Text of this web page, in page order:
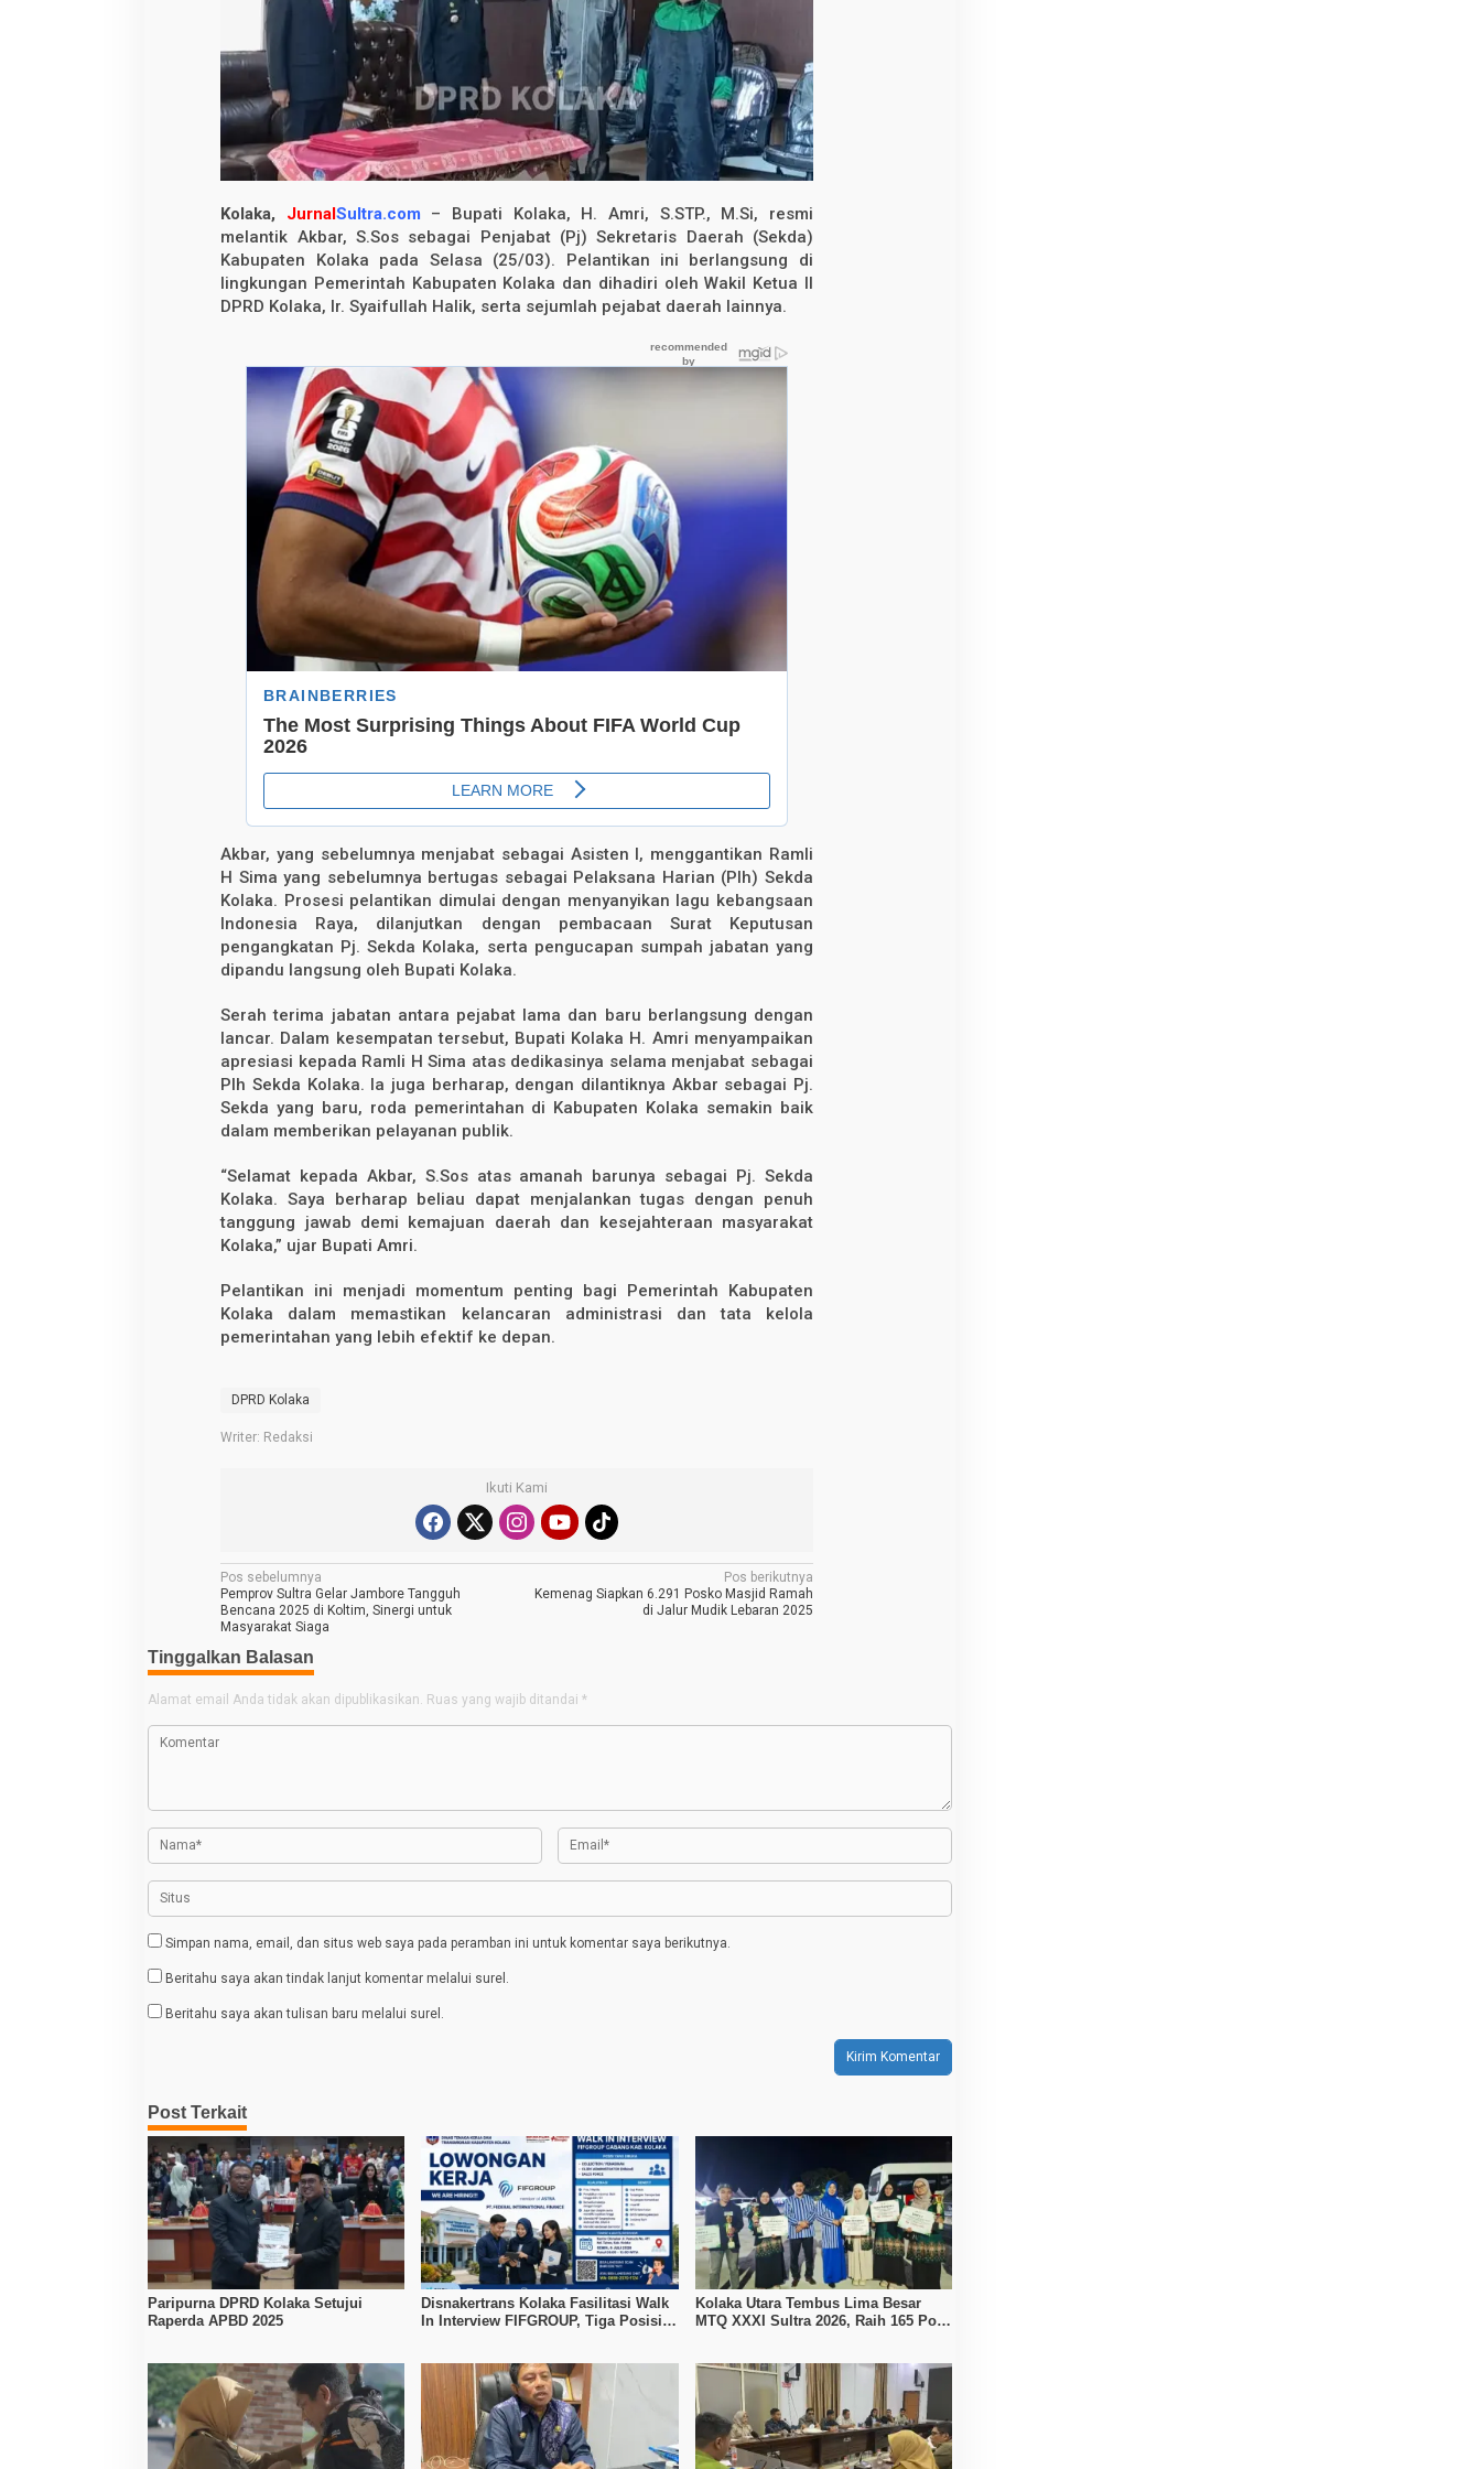
k
a
n
j
S
r
e
t
i
s
D
a
e
r
a
h
Kolaka, Jurnal Sultra.com – Bupati Kolaka, H. Amri, S.STP., M.Si, resmi
melantik Akbar, S.Sos sebagai Penjabat (Pj) Sekretaris Daerah (Sekda)
Kabupaten Kolaka pada Selasa (25/03). Pelantikan ini berlangsung di
lingkungan Pemerintah Kabupaten Kolaka dan dihadiri oleh Wakil Ketua II
DPRD Kolaka, Ir. Syaifullah Halik, serta sejumlah pejabat daerah lainnya.
Akbar, yang sebelumnya menjabat sebagai Asisten I, menggantikan Ramli
H Sima yang sebelumnya bertugas sebagai Pelaksana Harian (Plh) Sekda
Kolaka. Prosesi pelantikan dimulai dengan menyanyikan lagu kebangsaan
Indonesia Raya, dilanjutkan dengan pembacaan Surat Keputusan
pengangkatan Pj. Sekda Kolaka, serta pengucapan sumpah jabatan yang
dipandu langsung oleh Bupati Kolaka.
Serah terima jabatan antara pejabat lama dan baru berlangsung dengan
lancar. Dalam kesempatan tersebut, Bupati Kolaka H. Amri menyampaikan
apresiasi kepada Ramli H Sima atas dedikasinya selama menjabat sebagai
Plh Sekda Kolaka. Ia juga berharap, dengan dilantiknya Akbar sebagai Pj.
Sekda yang baru, roda pemerintahan di Kabupaten Kolaka semakin baik
dalam memberikan pelayanan publik.
“Selamat kepada Akbar, S.Sos atas amanah barunya sebagai Pj. Sekda
Kolaka. Saya berharap beliau dapat menjalankan tugas dengan penuh
tanggung jawab demi kemajuan daerah dan kesejahteraan masyarakat
Kolaka,” ujar Bupati Amri.
Pelantikan ini menjadi momentum penting bagi Pemerintah Kabupaten
Kolaka dalam memastikan kelancaran administrasi dan tata kelola
pemerintahan yang lebih efektif ke depan.
DPRD Kolaka
Writer: Redaksi
Ikuti Kami
N
a
v
i
g
a
p
s
Pos sebelumnya
Pemprov Sultra Gelar Jambore Tangguh
Bencana 2025 di Koltim, Sinergi untuk
Masyarakat Siaga
Pos berikutnya
Kemenag Siapkan 6.291 Posko Masjid Ramah
di Jalur Mudik Lebaran 2025
Tinggalkan Balasan
Alamat email Anda tidak akan dipublikasikan. Ruas yang wajib ditandai *
Simpan nama, email, dan situs web saya pada peramban ini untuk komentar saya berikutnya.
Beritahu saya akan tindak lanjut komentar melalui surel.
Beritahu saya akan tulisan baru melalui surel.
Post Terkait
Paripurna DPRD Kolaka Setujui
Raperda APBD 2025
Disnakertrans Kolaka Fasilitasi Walk
In Interview FIFGROUP, Tiga Posisi
Kolaka Utara Tembus Lima Besar
MTQ XXXI Sultra 2026, Raih 165 Poin